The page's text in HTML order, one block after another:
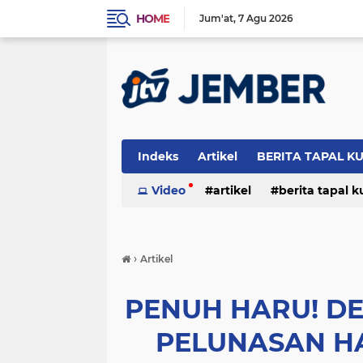
HOME Jum'at 7 Agu 2026
Indeks Artikel BERITA TAPAL
PERISTIWA
Video artikel berita tapal
› Artikel
PENUH HARU!
PELUNASAN